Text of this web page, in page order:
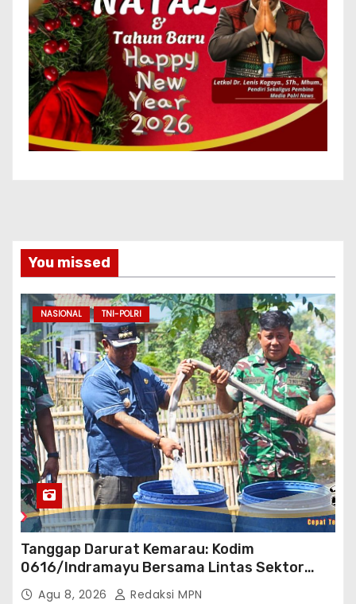
You missed
NASIONAL TNI-POLRI
Tanggap Darurat Kemarau: Kodim
0616/Indramayu Bersama Lintas Sektor
Garap Bantuan Air Bersih Bertahap
Agu 8, 2026 Redaksi MPN